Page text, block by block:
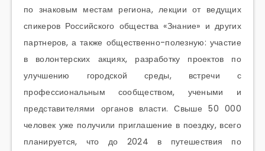
по знаковым местам региона, лекции от ведущих
спикеров Российского общества «Знание» и других
партнеров, а также общественно-полезную: участие
в волонтерских акциях, разработку проектов по
улучшению городской среды, встречи с
профессиональным сообществом, учеными и
представителями органов власти. Свыше 50 000
человек уже получили приглашение в поездку, всего
планируется, что до 2024 в путешествия по